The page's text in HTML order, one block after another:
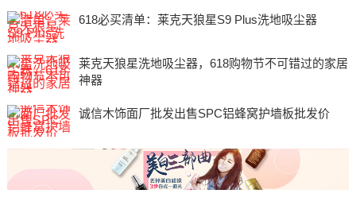
618必买清单：莱克天狼星S9 Plus洗地吸尘器
莱克天狼星洗地吸尘器，618购物节不可错过的家居
神器
诚信木饰面厂批发出售SPC铝蜂窝护墙板批发价